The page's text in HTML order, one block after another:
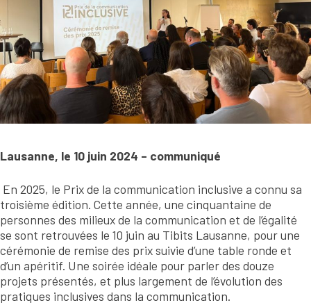
Lausanne, le 10 juin 2024 – communiqué
En 2025, le Prix de la communication inclusive a connu sa
troisième édition. Cette année, une cinquantaine de
personnes des milieux de la communication et de l’égalité
se sont retrouvées le 10 juin au Tibits Lausanne, pour une
cérémonie de remise des prix suivie d’une table ronde et
d’un apéritif. Une soirée idéale pour parler des douze
projets présentés, et plus largement de l’évolution des
pratiques inclusives dans la communication.